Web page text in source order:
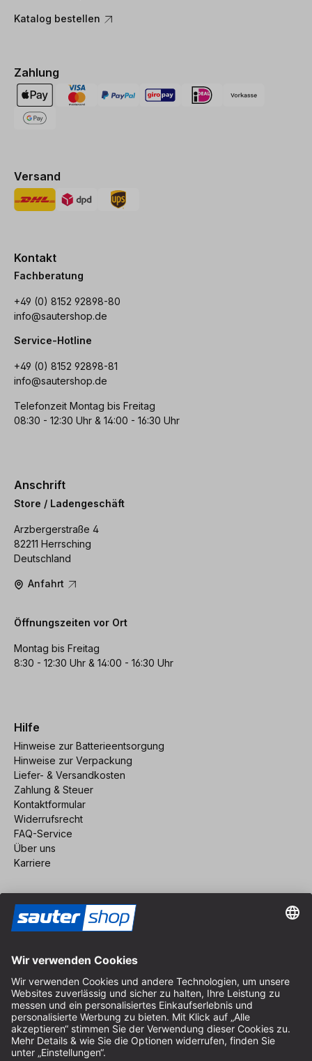
Katalog bestellen
Zahlung
Versand
Kontakt
Fachberatung
+49 (0) 8152 92898-80
info@sautershop.de
Service-Hotline
+49 (0) 8152 92898-81
info@sautershop.de
Telefonzeit Montag bis Freitag
08:30 - 12:30 Uhr & 14:00 - 16:30 Uhr
Anschrift
Store / Ladengeschäft
Arzbergerstraße 4
82211 Herrsching
Deutschland
Anfahrt
Öffnungszeiten vor Ort
Montag bis Freitag
8:30 - 12:30 Uhr & 14:00 - 16:30 Uhr
Hilfe
Hinweise zur Batterieentsorgung
Hinweise zur Verpackung
Liefer- & Versandkosten
Zahlung & Steuer
Kontaktformular
Widerrufsrecht
FAQ-Service
Über uns
Karriere
Impressum
AGB
Datenschutz
Cookie-Einstellungen